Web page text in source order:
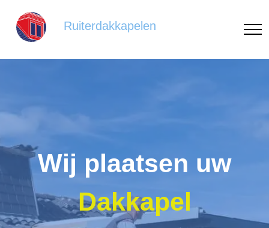
Ruiterdakkapelen
Wij plaatsen uw
Dakkapel